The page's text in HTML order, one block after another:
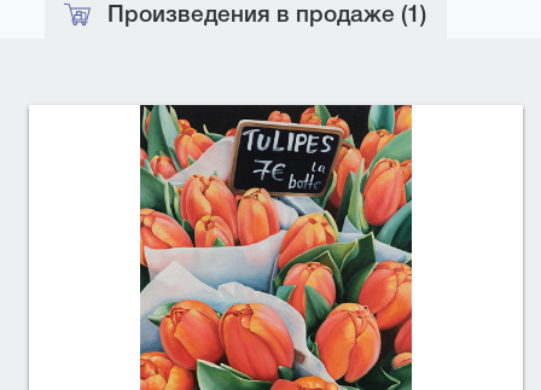
Произведения в продаже (1)